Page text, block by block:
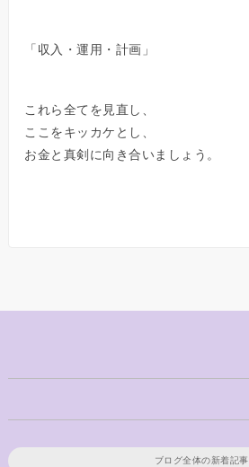
「収入・運用・計画」
これら全てを見直し、
ここをキッカケとし、
お金と真剣に向き合いましょう。
ブログ全体の新着記事